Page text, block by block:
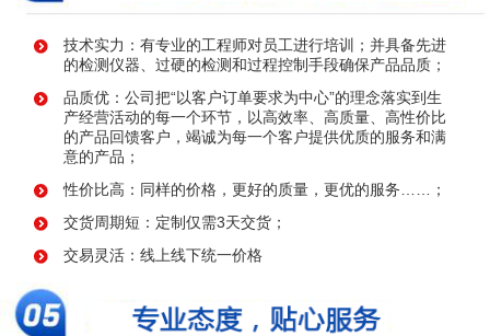
技术实力：有专业的工程师对员工进行培训；并具备先进
的检测仪器、过硬的检测和过程控制手段确保产品品质；
品质优：公司把“以客户订单要求为中心”的理念落实到生
产经营活动的每一个环节，以高效率、高质量、高性价比
的产品回馈客户，竭诚为每一个客户提供优质的服务和满
意的产品；
性价比高：同样的价格，更好的质量，更优的服务……；
交货周期短：定制仅需3天交货；
交易灵活：线上线下统一价格